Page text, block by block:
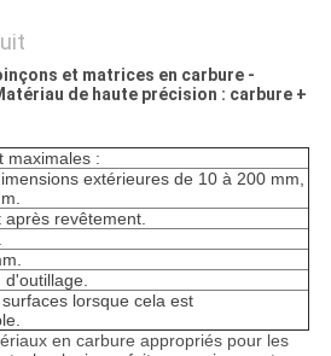
et matrices en carbure -
de haute précision : carbure +
maximales :
extérieures de 10 à 200 mm,
après revêtement.
d'outillage.
lorsque cela est
en carbure appropriés pour les